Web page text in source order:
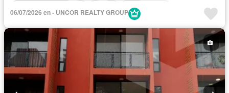
Sin amueblar
06/07/2026 en - UNCOR REALTY GROUP